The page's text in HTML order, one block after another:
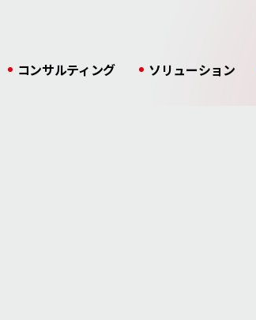
コンサルティング ソリューション